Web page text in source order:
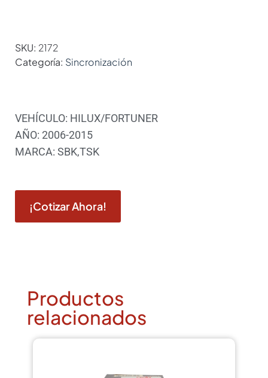
SKU: 2172
Categoría: Sincronización
VEHÍCULO: HILUX/FORTUNER
AÑO: 2006-2015
MARCA: SBK,TSK
¡Cotizar Ahora!
Productos
relacionados